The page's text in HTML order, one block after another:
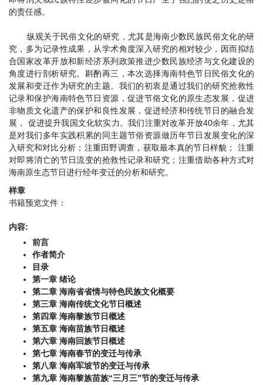
的责任感。
纵观关于民俗文化的研究，尤其是海南少数民族民俗文化的研
究，多为记录性成果，从学术角度深入研究的相对较少，因而拟结
合国家改革开放和新经济系列政策推进少数民族经济与文化建设的
角度进行剖析研究。斟酌再三，本次选择海南特色节日民俗文化的
发展和变迁作为研究的主题。我们的初衷是通过我们的研究抢救性
记录和保护海南特色节日资源，促进节俗文化的原生态发展，促进
非物质文化遗产的保护和良性发展，促进经济和传统节日的融合发
展， 促进提升我国文化软实力。我们注重对改革开放40余年，尤其
是对我们多年实践积累的同主题节俗资源做历年节日发展变化的深
入研究和对比分析；注重田野调查，获取最本真的节日样貌； 注重
对即将消亡的节日流变的抢救性记录和研究；注重借助各种方式对
海南原生态节日进行经年变迁的分析和研究。
样章
书籍预览文件：
内容:
前言
作者简介
目录
第一章 绪论
第二章 海南省省情与特色民族文化概要
第三章 海南传统文化节日概述
第四章 海南黎族节日概述
第五章 海南苗族节日概述
第六章 海南回族节日概述
第七章 海南春节的变迁与传承
第八章 海南军坡节的变迁与传承
第九章 海南黎族苗族“三月三”节的变迁与传承